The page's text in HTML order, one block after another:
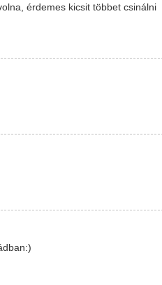
érdemes kicsit többet csinálni